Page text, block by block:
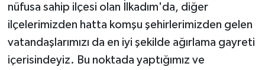
nüfusa sahip ilçesi olan İlkadım'da, diğer
ilçelerimizden hatta komşu şehirlerimizden gelen
vatandaşlarımızı da en iyi şekilde ağırlama gayreti
içerisindeyiz. Bu noktada yaptığımız ve